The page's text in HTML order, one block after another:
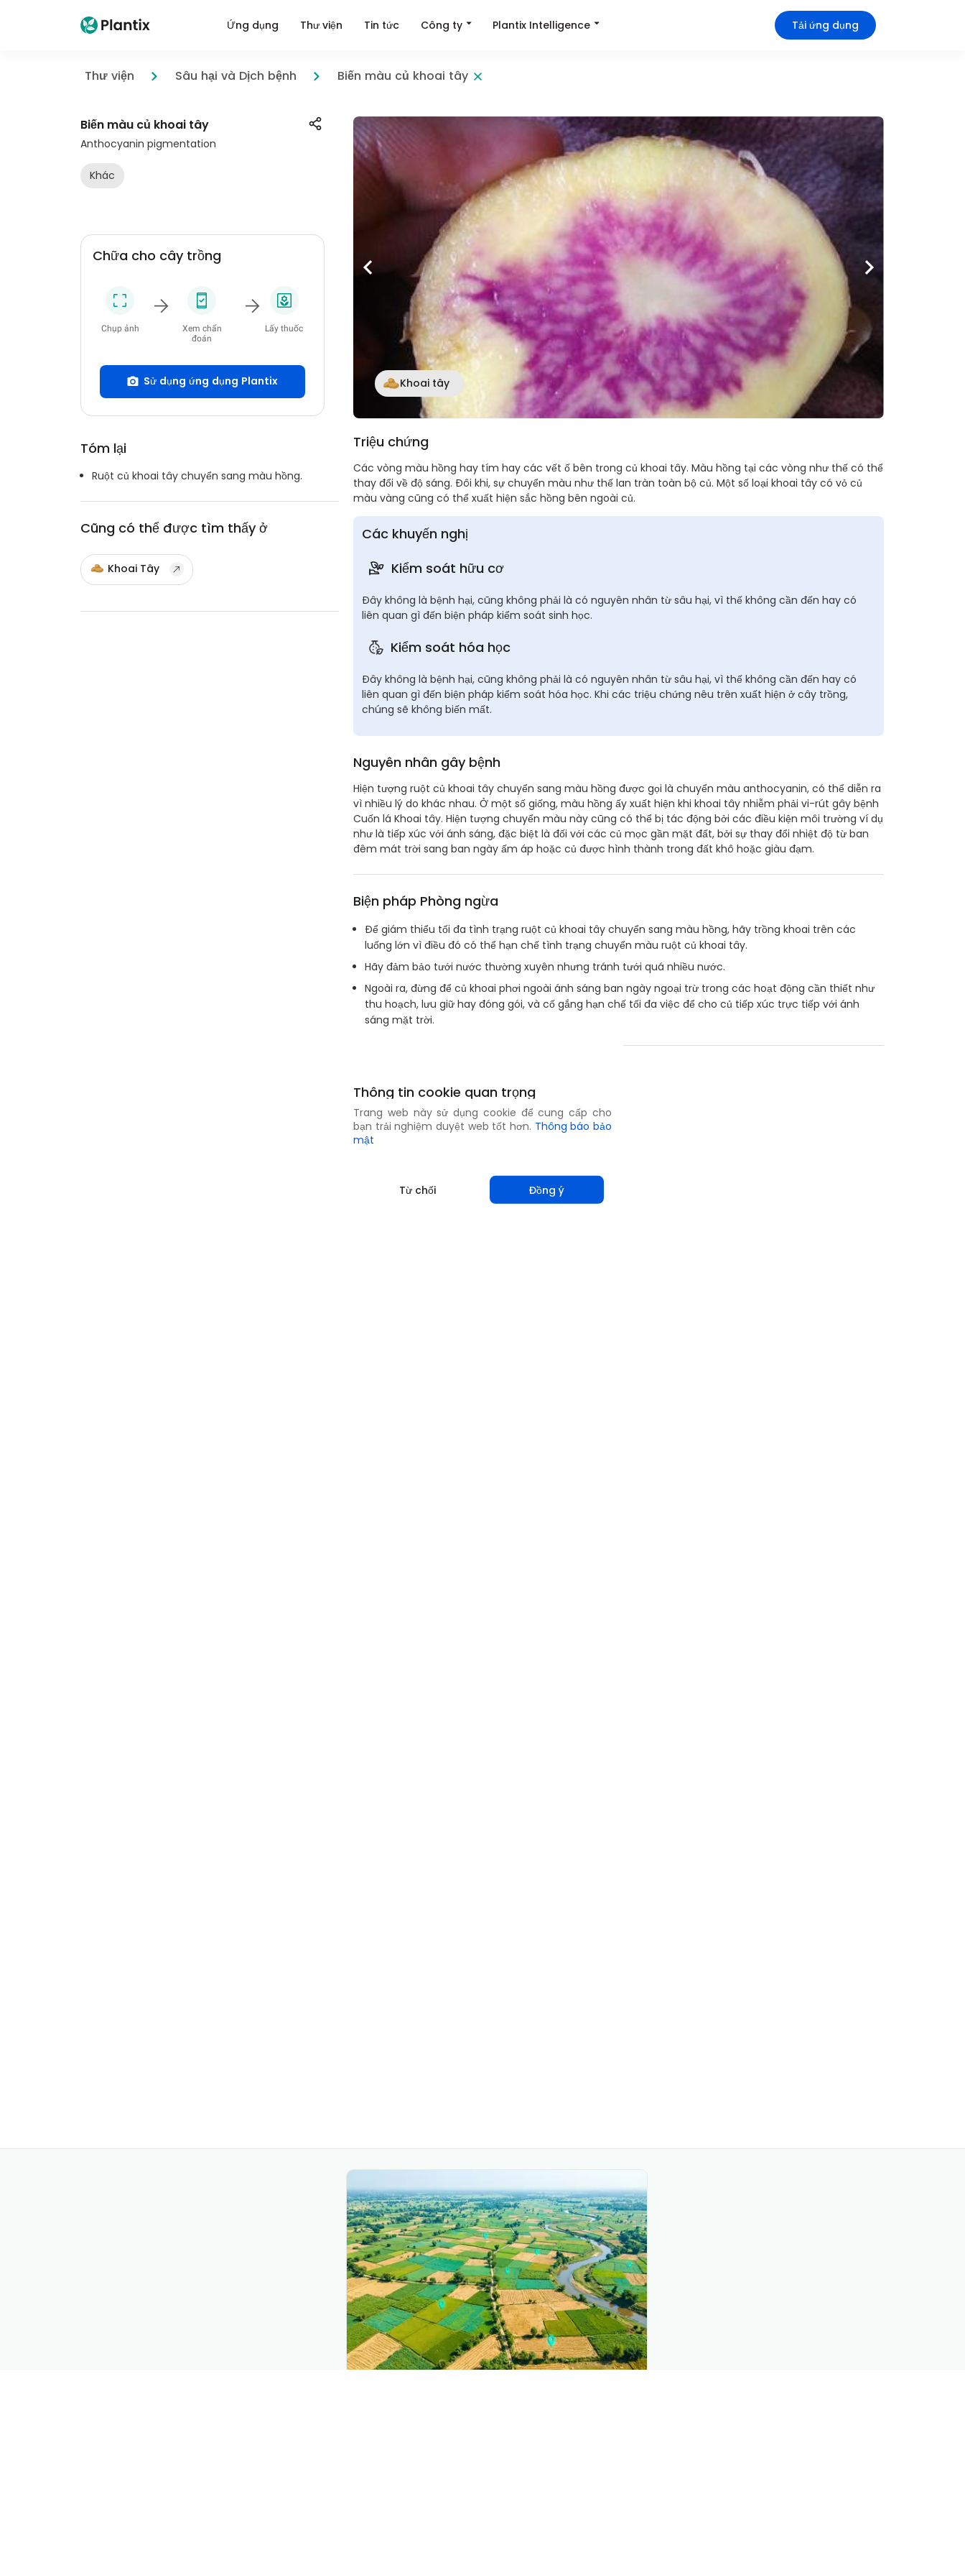
Ứng dụng Thư viện Tin tức Công ty Plantix Intelligence Tải ứng dụng
Thư viện Sâu hại và Dịch bệnh Biến màu củ khoai tây
Biến màu củ khoai tây
Anthocyanin pigmentation
Khác
Chữa cho cây trồng
Chụp ảnh
Xem chẩn
đoán
Lấy thuốc
Sử dụng ứng dụng Plantix
Tóm lại
Ruột củ khoai tây chuyển sang màu hồng.
Cũng có thể được tìm thấy ở
Khoai Tây
Khoai tây
Triệu chứng
Các vòng màu hồng hay tím hay các vết ố bên trong củ khoai tây. Màu hồng tại các vòng như thế có thể
thay đổi về độ sáng. Đôi khi, sự chuyển màu như thế lan tràn toàn bộ củ. Một số loại khoai tây có vỏ củ
màu vàng cũng có thể xuất hiện sắc hồng bên ngoài củ.
Các khuyến nghị
Kiểm soát hữu cơ
Đây không là bệnh hại, cũng không phải là có nguyên nhân từ sâu hại, vì thế không cần đến hay có
liên quan gì đến biện pháp kiểm soát sinh học.
Kiểm soát hóa học
Đây không là bệnh hại, cũng không phải là có nguyên nhân từ sâu hại, vì thế không cần đến hay có
liên quan gì đến biện pháp kiểm soát hóa học. Khi các triệu chứng nêu trên xuất hiện ở cây trồng,
chúng sẽ không biến mất.
Nguyên nhân gây bệnh
Hiện tượng ruột củ khoai tây chuyển sang màu hồng được gọi là chuyển màu anthocyanin, có thể diễn ra
vì nhiều lý do khác nhau. Ở một số giống, màu hồng ấy xuất hiện khi khoai tây nhiễm phải vi-rút gây bệnh
Cuốn lá Khoai tây. Hiện tượng chuyển màu này cũng có thể bị tác động bởi các điều kiện môi trường ví dụ
như là tiếp xúc với ánh sáng, đặc biệt là đối với các củ mọc gần mặt đất, bởi sự thay đổi nhiệt độ từ ban
đêm mát trời sang ban ngày ấm áp hoặc củ được hình thành trong đất khô hoặc giàu đạm.
Biện pháp Phòng ngừa
Để giám thiểu tối đa tình trạng ruột củ khoai tây chuyển sang màu hồng, hãy trồng khoai trên các
luống lớn vì điều đó có thể hạn chế tình trạng chuyển màu ruột củ khoai tây.
Hãy đảm bảo tưới nước thường xuyên nhưng tránh tưới quá nhiều nước.
Ngoài ra, đừng để củ khoai phơi ngoài ánh sáng ban ngày ngoại trừ trong các hoạt động cần thiết như
thu hoạch, lưu giữ hay đóng gói, và cố gắng hạn chế tối đa việc để cho củ tiếp xúc trực tiếp với ánh
sáng mặt trời.
Thông tin cookie quan trọng
Trang web này sử dụng cookie để cung cấp cho
bạn trải nghiệm duyệt web tốt hơn. Thông báo bảo
mật
Từ chối Đồng ý